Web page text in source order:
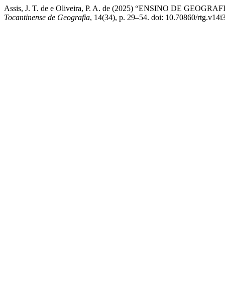
Assis, J. T. de e Oliveira, P. A. de (2025) “ENSINO DE
Tocantinense de Geografia, 14(34), p. 29–54. doi: 10.70860/